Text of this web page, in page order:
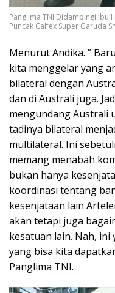
Panglima TNI Didampingi Ibu
Puncak Calfex Super Garuda
Menurut Andika. ”
kita menggelar yang
bilateral dengan
dan di Australi juga.
mengundang Australi
tadinya bilateral
multilateral. Ini
memang menabah
bukan hanya
koordinasi tentang
kesenjataan lain
akan tetapi juga
kesatuan lain. Nah,
yang bisa kita
Panglima TNI.